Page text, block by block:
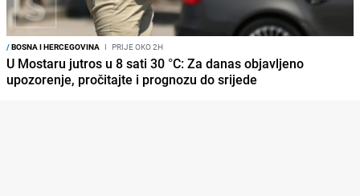
/BOSNA I HERCEGOVINA I PRIJE OKO 2H
U Mostaru jutros u 8 sati 30 °C: Za danas objavljeno
upozorenje, pročitajte i prognozu do srijede